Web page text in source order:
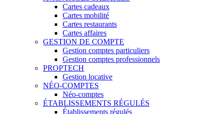
Cartes cadeaux
Cartes mobilité
Cartes restaurants
Cartes affaires
GESTION DE COMPTE
Gestion comptes particuliers
Gestion comptes professionnels
PROPTECH
Gestion locative
NÉO-COMPTES
Néo-comptes
ÉTABLISSEMENTS RÉGULÉS
Établissements régulés